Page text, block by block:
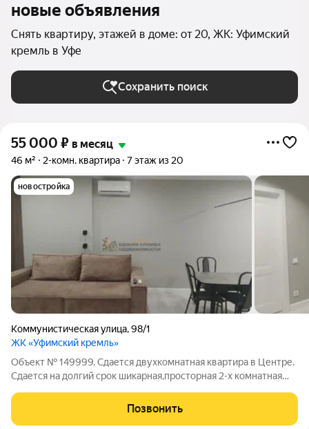
новые объявления
Снять квартиру, этажей в доме: от 20, ЖК: Уфимский
кремль в Уфе
Сохранить поиск
55 000 ₽ в месяц
46 м² 2-комн. квартира 7 этаж из 20
новостройка
Коммунистическая улица,98/1
ЖК «Уфимский кремль»
Объект № 149999. Сдается двухкомнатная квартира в Центре.
Сдается на долгий срок шикарная,просторная 2-х комнатная
Кремль"! В квартире сделан качественный евро
ремонт,полностью оснащена новой
Позвонить